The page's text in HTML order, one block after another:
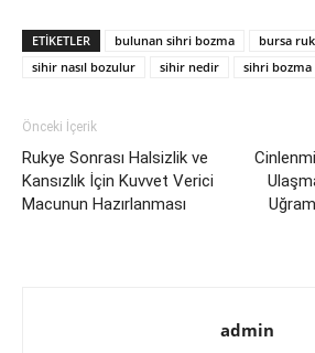
ETIKETLER bulunan sihri bozma bursa
sihir nasıl bozulur
sihir nedir sihri bozma
Önceki İçerik
Rukye Sonrası Halsizlik ve
Kansızlık İçin Kuvvet Verici
Macunun Hazırlanması
admin